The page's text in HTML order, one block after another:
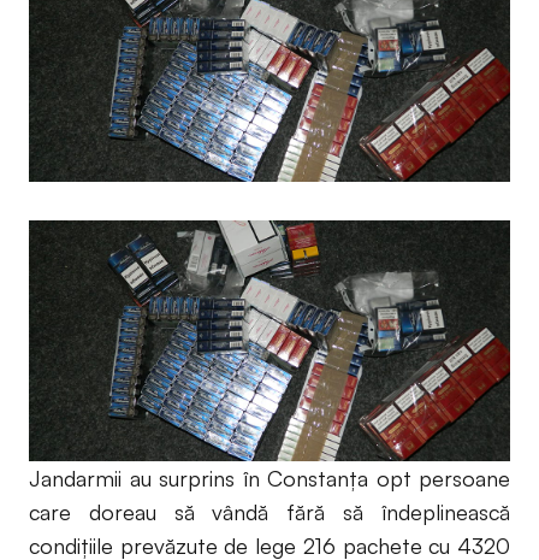
Jandarmii au surprins în Constanţa opt persoane
care doreau să vândă fără să îndeplinească
condiţiile prevăzute de lege 216 pachete cu 4320